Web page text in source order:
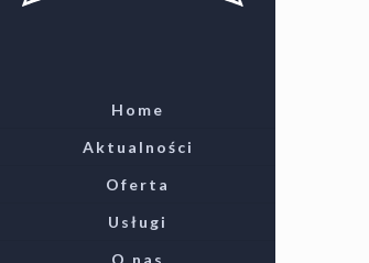
Home
Aktualności
Oferta
Usługi
O nas